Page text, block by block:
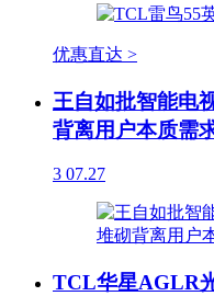
优惠直达 >
王自如批智能电
背离用户本质需
3 07.27
TCL华星AGLR